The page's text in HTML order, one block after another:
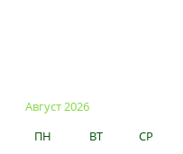
Август 2026
ПН
ВТ СР